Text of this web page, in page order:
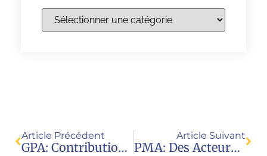
Article Précédent
GPA: Contribution JPE Sur La Vente Et L’exploitation Sexuelle Des Enfants
Article Suivant
PMA: Des Acteurs Financiers Poussent Pour Libéraliser Le Marché (O. Sarton)